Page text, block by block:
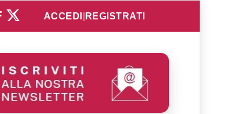
ACCEDI REGISTRATI